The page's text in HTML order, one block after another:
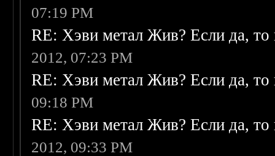
07:19 PM
RE: Хэви метал Жив? Если да, то
2012, 07:23 PM
RE: Хэви метал Жив? Если да, то
09:18 PM
RE: Хэви метал Жив? Если да, то
2012, 09:33 PM